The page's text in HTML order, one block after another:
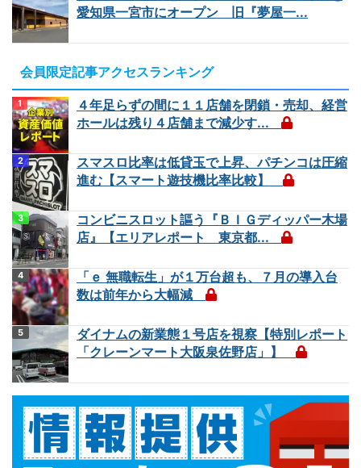
愛知県一宮市にオープン 旧『夢屋一...
会員限定記事アクセスランキング
４年足らずの間に１１店舗を閉鎖・売却、経営
ホールは残り４店舗まで減少す...
スマスロ比率は低貸玉で上昇、パチンコは圧縮
進む【スマート遊技機比率比較】
コンビニスロット謳う『ＢＩＧディッパー木場
店』【エリアレポート 東京都...
「ｅ 無職転生」が１万台超も、７月の導入台
数は前年から大幅減
ダイナムの新業態１号店を視察【特別レポート
「クレーンマート大阪泉佐野店」】